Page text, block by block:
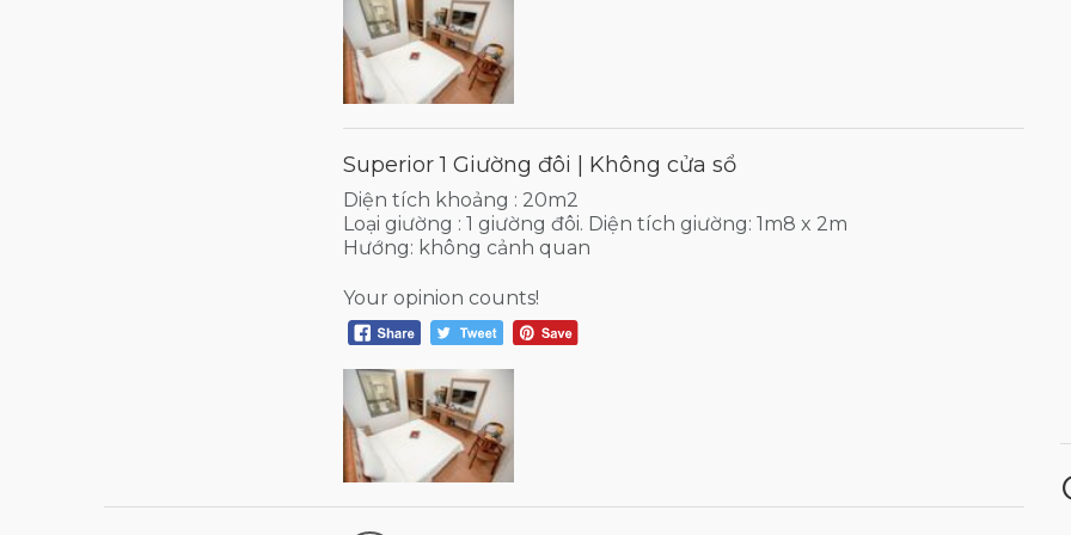
Superior 1 Giường đôi | Không cửa sổ
Diện tích khoảng : 20m2
Loại giường : 1 giường đôi. Diện tích giường: 1m8 x 2m
Hướng: không cảnh quan
Your opinion counts!